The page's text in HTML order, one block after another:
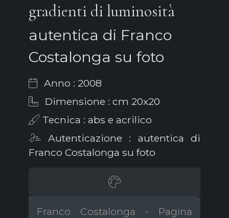
gradienti di luminosità
autentica di Franco
Costalonga su foto
Anno : 2008
Dimensione : cm 20x20
Tecnica : abs e acrilico
Autenticazione : autentica di
Franco Costalonga su foto
Franco Costalonga - Pagina